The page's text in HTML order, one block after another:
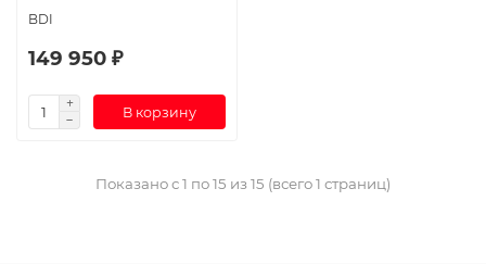
BDI
149 950 ₽
В корзину
Показано с 1 по 15 из 15 (всего 1 страниц)